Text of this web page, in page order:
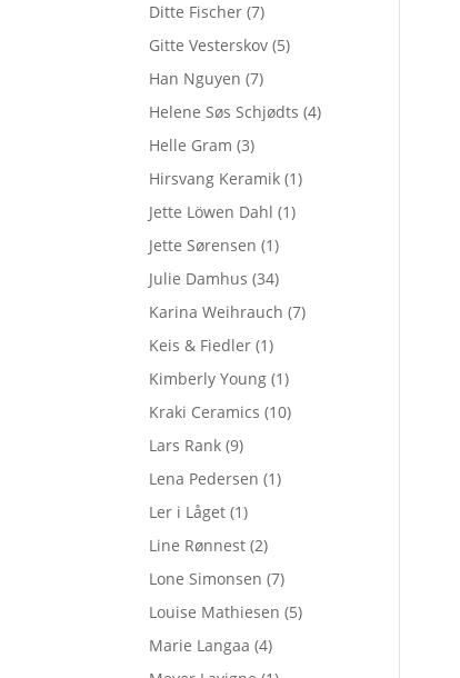
Ditte Fischer (7)
Gitte Vesterskov (5)
Han Nguyen (7)
Helene Søs Schjødts (4)
Helle Gram (3)
Hirsvang Keramik (1)
Jette Löwen Dahl (1)
Jette Sørensen (1)
Julie Damhus (34)
Karina Weihrauch (7)
Keis & Fiedler (1)
Kimberly Young (1)
Kraki Ceramics (10)
Lars Rank (9)
Lena Pedersen (1)
Ler i Låget (1)
Line Rønnest (2)
Lone Simonsen (7)
Louise Mathiesen (5)
Marie Langaa (4)